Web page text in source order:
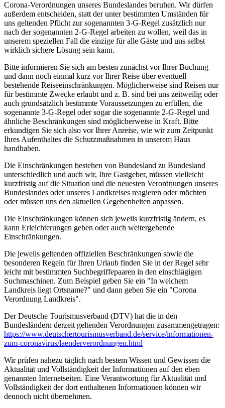
Corona-Verordnungen unseres Bundeslandes beruhen. Wir dürfen
außerdem entscheiden, statt der unter bestimmten Umständen für
uns geltenden Pflicht zur sogenannten 3-G-Regel zusätzlich nur
nach der sogenannten 2-G-Regel arbeiten zu wollen, weil das in
unserem speziellen Fall die einzige für alle Gäste und uns selbst
wirklich sichere Lösung sein kann.
Bitte informieren Sie sich am besten zunächst vor Ihrer Buchung
und dann noch einmal kurz vor Ihrer Reise über eventuell
bestehende Reiseeinschränkungen. Möglicherweise sind Reisen nur
für bestimmte Zwecke erlaubt und z. B. sind bei uns zeitweilig oder
auch grundsätzlich bestimmte Voraussetzungen zu erfüllen, die
sogenannte 3-G-Regel oder sogar die sogenannte 2-G-Regel und
ähnliche Beschränkungen sind möglicherweise in Kraft. Bitte
erkundigen Sie sich also vor Ihrer Anreise, wie wir zum Zeitpunkt
Ihres Aufenthaltes die Schutzmaßnahmen in unserem Haus
handhaben.
Die Einschränkungen bestehen von Bundesland zu Bundesland
unterschiedlich und auch wir, Ihre Gastgeber, müssen vielleicht
kurzfristig auf die Situation und die neuesten Verordnungen unseres
Bundeslandes oder unseres Landkreises reagieren oder möchten
oder müssen uns den aktuellen Gegebenheiten anpassen.
Die Einschränkungen können sich jeweils kurzfristig ändern, es
kann Erleichterungen geben oder auch weitergehende
Einschränkungen.
Die jeweils geltenden offiziellen Beschränkungen sowie die
besonderen Regeln für Ihren Urlaub finden Sie in der Regel sehr
leicht mit bestimmten Suchbegriffepaaren in den einschlägigen
Suchmaschinen. Zum Beispiel geben Sie ein "In welchem
Landkreis liegt Ortsname?" und dann geben Sie ein "Corona
Verordnung Landkreis".
Der Deutsche Tourismusverband (DTV) hat die in den
Bundesländern derzeit geltenden Verordnungen zusammengetragen:
https://www.deutscher­tourismusverband.de/­service/­informationen-
zum-coronavirus/­laenderverordnungen.html
Wir prüfen nahezu täglich nach bestem Wissen und Gewissen die
Aktualität und Vollständigkeit der Informationen auf den eben
genannten Internetseiten. Eine Verantwortung für Aktualität und
Vollständigkeit der dort enthaltenen Informationen können wir
dennoch nicht übernehmen.